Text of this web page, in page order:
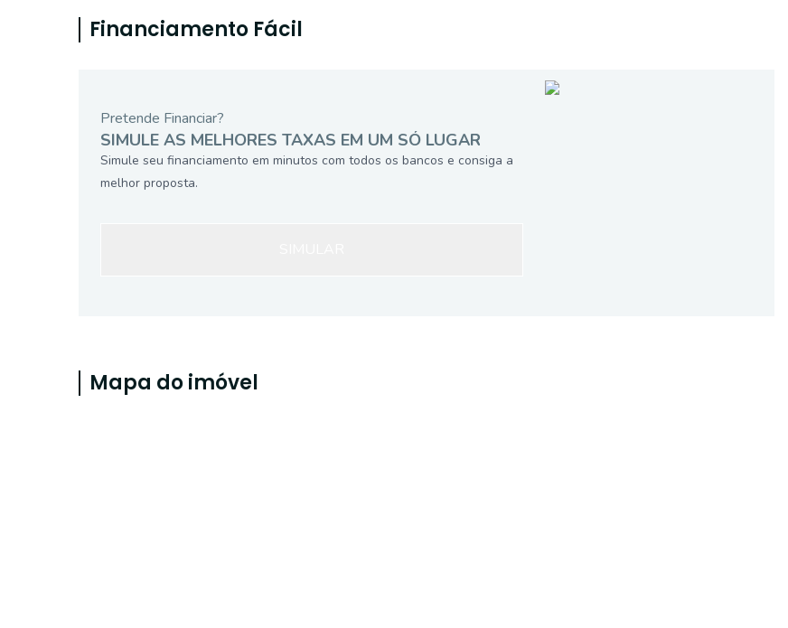
Financiamento Fácil
Pretende Financiar?
SIMULE AS MELHORES TAXAS EM UM SÓ LUGAR
Simule seu financiamento em minutos com todos os bancos e consiga a
melhor proposta.
Mapa do imóvel